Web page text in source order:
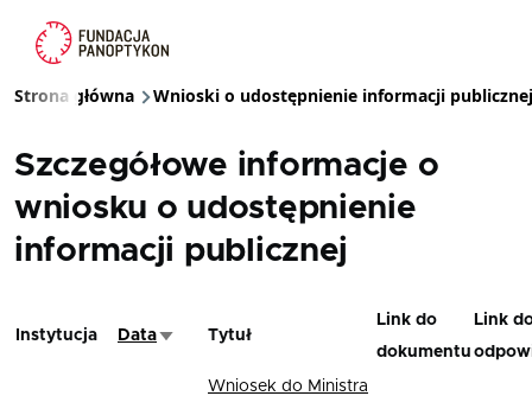
Ścieżka nawigacyjna
Strona główna Wnioski o udostępnienie informacji publicznej
Szczegółowe informacje o
wniosku o udostępnienie
informacji publicznej
Instytucja DataSortuj rosnąco
Tytuł
Link do
dokumentu
Link
Wniosek do Ministra